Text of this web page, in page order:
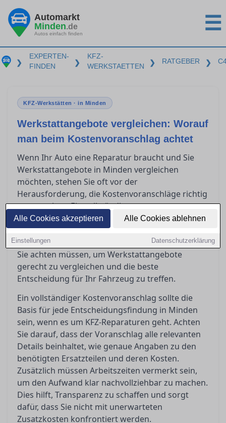
Alle Cookies akzeptieren Alle Cookies ablehnen
Einstellungen Datenschutzerklärung
Automarkt
Minden.de
Autos einfach finden ☰
❯
EXPERTEN-
FINDEN
❯
KFZ-
WERKSTAETTEN
❯ RATGEBER ❯
KFZ-Werkstätten · in Minden
Werkstattangebote vergleichen: Worauf
man beim Kostenvoranschlag achtet
Wenn Ihr Auto eine Reparatur braucht und Sie
Werkstattangebote in Minden vergleichen
möchten, stehen Sie oft vor der
Herausforderung, die Kostenvoranschläge richtig
zu verstehen. Ein vollständiger
Kostenvoranschlag sollte klare Informationen
über Teilepreise, Arbeitszeiten und
Werkstattlöhne bieten. Hier erfahren Sie, worauf
Sie achten müssen, um Werkstattangebote
gerecht zu vergleichen und die beste
Entscheidung für Ihr Fahrzeug zu treffen.
Ein vollständiger Kostenvoranschlag sollte die
Basis für jede Entscheidungsfindung in Minden
sein, wenn es um KFZ-Reparaturen geht. Achten
Sie darauf, dass der Voranschlag alle relevanten
Details beinhaltet, wie genaue Angaben zu den
benötigten Ersatzteilen und deren Kosten.
Zusätzlich müssen Arbeitszeiten vermerkt sein,
um den Aufwand klar nachvollziehbar zu machen.
Dies hilft, Transparenz zu schaffen und sorgt
dafür, dass Sie nicht mit unerwarteten
Zusatzkosten konfrontiert werden.